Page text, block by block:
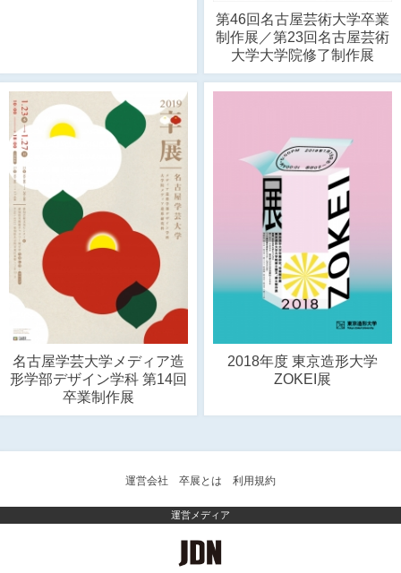
第46回名古屋芸術大学卒業
制作展／第23回名古屋芸術
大学大学院修了制作展
名古屋学芸大学メディア造
形学部デザイン学科 第14回
卒業制作展
2018年度 東京造形大学
ZOKEI展
運営会社 卒展とは 利用規約
運営メディア